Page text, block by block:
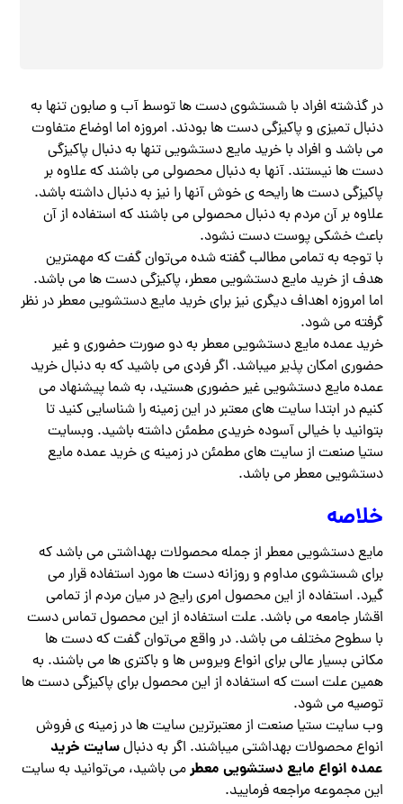
در گذشته افراد با شستشوی دست ها توسط آب و صابون تنها به
دنبال تمیزی و پاکیزگی دست ها بودند. امروزه اما اوضاع متفاوت
می باشد و افراد با خرید مایع دستشویی تنها به دنبال پاکیزگی
دست ها نیستند. آنها به دنبال محصولی می باشند که علاوه بر
پاکیزگی دست ها رایحه ی خوش آنها را نیز به دنبال داشته باشد.
علاوه بر آن مردم به دنبال محصولی می باشند که استفاده از آن
باعث خشکی پوست دست نشود.
با توجه به تمامی مطالب گفته شده می‌توان گفت که مهمترین
هدف از خرید مایع دستشویی معطر، پاکیزگی دست ها می باشد.
اما امروزه اهداف دیگری نیز برای خرید مایع دستشویی معطر در نظر
گرفته می شود.
خرید عمده مایع دستشویی معطر به دو صورت حضوری و غیر
حضوری امکان پذیر میباشد. اگر فردی می باشید که به دنبال خرید
عمده مایع دستشویی غیر حضوری هستید، به شما پیشنهاد می
کنیم در ابتدا سایت های معتبر در این زمینه را شناسایی کنید تا
بتوانید با خیالی آسوده خریدی مطمئن داشته باشید. وبسایت
ستیا صنعت از سایت های مطمئن در زمینه ی خرید عمده مایع
دستشویی معطر می باشد.
خلاصه
مایع دستشویی معطر از جمله محصولات بهداشتی می باشد که
برای شستشوی مداوم و روزانه دست ها مورد استفاده قرار می
گیرد. استفاده از این محصول امری رایج در میان مردم از تمامی
اقشار جامعه می باشد. علت استفاده از این محصول تماس دست
با سطوح مختلف می باشد. در واقع می‌توان گفت که دست ها
مکانی بسیار عالی برای انواع ویروس ها و باکتری ها می باشند. به
همین علت است که استفاده از این محصول برای پاکیزگی دست ها
توصیه می شود.
وب سایت ستیا صنعت از معتبرترین سایت ها در زمینه ی فروش
انواع محصولات بهداشتی میباشند. اگر به دنبالسایت خرید
عمده انواع مایع دستشویی معطرمی باشید، می‌توانید به سایت
این مجموعه مراجعه فرمایید.